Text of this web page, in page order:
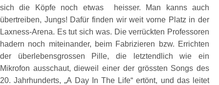
sich die Köpfe noch etwas heisser. Man kanns auch
übertreiben, Jungs! Dafür finden wir weit vorne Platz in der
Laxness-Arena. Es tut sich was. Die verrückten Professoren
hadern noch miteinander, beim Fabrizieren bzw. Errichten
der überlebensgrossen Pille, die letztendlich wie ein
Mikrofon ausschaut, dieweil einer der grössten Songs des
20. Jahrhunderts, „A Day In The Life“ ertönt, und das leitet